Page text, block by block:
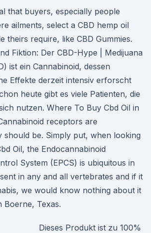
that buyers, especially people
ailments, select a CBD hemp oil
theirs require, like CBD Gummies.
Fiktion: Der CBD-Hype | Medijuana
ist ein Cannabinoid, dessen
Effekte derzeit intensiv erforscht
heute gibt es viele Patienten, die
nutzen. Where To Buy Cbd Oil in
receptors are
should be. Simply put, when looking
Oil, the Endocannabinoid
System (EPCS) is ubiquitous in
in any and all vertebrates and if it
we would know nothing about it
Boerne, Texas.
Dieses Produkt ist zu 100%